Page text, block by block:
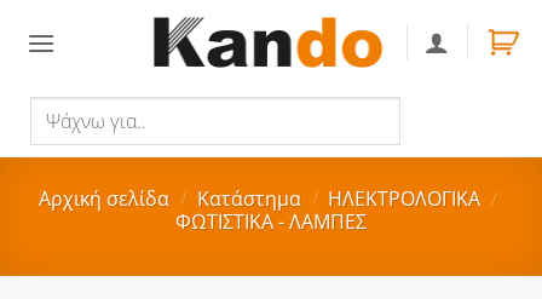
για..
Αρχική σελίδα / Κατάστημα / ΗΛΕΚΤΡΟΛΟΓΙΚΑ /
ΦΩΤΙΣΤΙΚΑ - ΛΑΜΠΕΣ